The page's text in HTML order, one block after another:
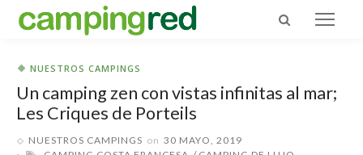
NUESTROS CAMPINGS
Un camping zen con vistas infinitas al mar;
Les Criques de Porteils
NUESTROS CAMPINGS on 30 MAYO, 2019